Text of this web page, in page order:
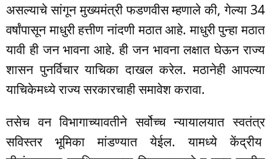
असल्याचे सांगून मुख्यमंत्री फडणवीस म्हणाले की, गेल्या 34
वर्षांपासून माधुरी हत्तीण नांदणी मठात आहे. माधुरी पुन्हा मठात
यावी ही जन भावना आहे. ही जन भावना लक्षात घेऊन राज्य
शासन पुनर्विचार याचिका दाखल करेल. मठानेही आपल्या
याचिकेमध्ये राज्य सरकारचाही समावेश करावा.
तसेच वन विभागाच्यावतीने सर्वोच्च न्यायालयात स्वतंत्र
सविस्तर भूमिका मांडण्यात येईल. यामध्ये केंद्रीय